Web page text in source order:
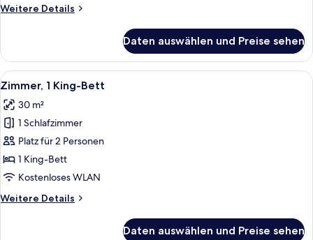
Weitere Details
Weitere
1 King-
Bett,
Meerblick
Daten auswählen und Preise sehen
Alle
Fotos
für
Zimmer,
1 King-
Bett
anzeigen
Ein Hotelzimmer mit einem großen
6
Zimmer, 1 King-Bett
30 m²
1 Schlafzimmer
Platz für 2 Personen
1 King-Bett
Kostenloses WLAN
Weitere Details
Weitere
Daten auswählen und Preise sehen